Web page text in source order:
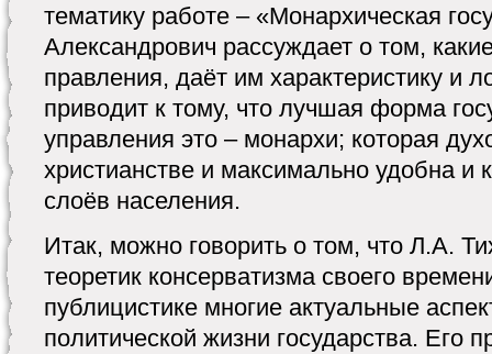
тематику работе – «Монархическая
Александрович рассуждает о том,
правления, даёт им характеристику и
приводит к тому, что лучшая форма
управления это – монархи; которая
христианстве и максимально удобна и
слоёв населения.
Итак, можно говорить о том, что Л.А.
теоретик консерватизма своего
публицистике многие актуальные
политической жизни государства. Его